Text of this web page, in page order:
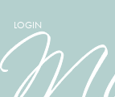
LOGIN